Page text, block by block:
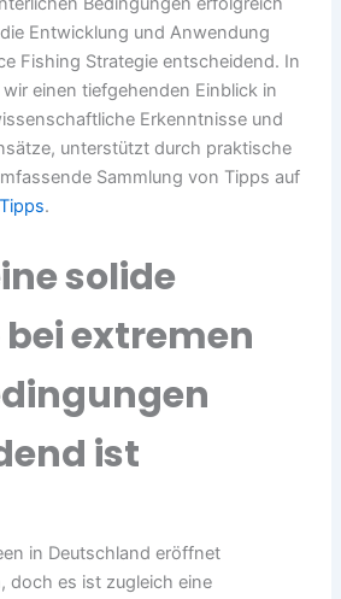
Entwicklung und Anwendung
Fishing Strategie entscheidend. In
einen tiefgehenden Einblick in
Erkenntnisse und
unterstützt durch praktische
Sammlung von Tipps auf
.
solide
extremen
ist
in Deutschland eröffnet
doch es ist zugleich eine